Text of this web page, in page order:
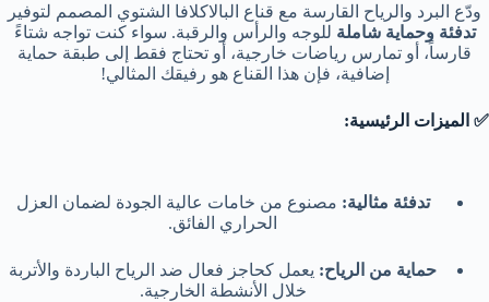
ودّع البرد والرياح القارسة مع قناع البالاكلافا الشتوي المصمم لتوفير
تدفئة وحماية شاملة للوجه والرأس والرقبة. سواء كنت تواجه شتاءً
قارساً، أو تمارس رياضات خارجية، أو تحتاج فقط إلى طبقة حماية
إضافية، فإن هذا القناع هو رفيقك المثالي!
✅ الميزات الرئيسية:
تدفئة مثالية: مصنوع من خامات عالية الجودة لضمان العزل
الحراري الفائق.
حماية من الرياح: يعمل كحاجز فعال ضد الرياح الباردة والأتربة
خلال الأنشطة الخارجية.